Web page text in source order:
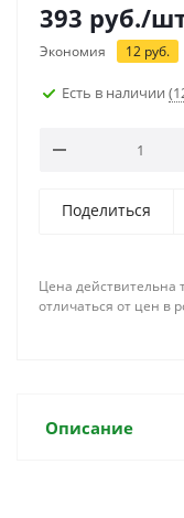
393 руб./
Экономия 12 руб.
Есть в наличии
Поделиться
Цена действительна
отличаться от цен в
Описание